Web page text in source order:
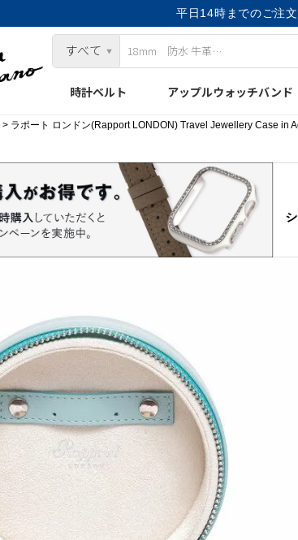
平日14時までのご注文
時計ベルト アップルウォッチバンド
ラポート ロンドン(Rapport LONDON) Travel Jewellery Case in